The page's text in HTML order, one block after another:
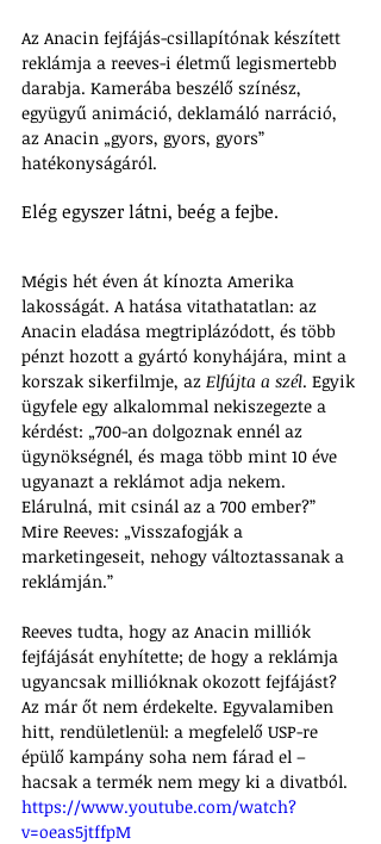
Az Anacin fejfájás-csillapítónak készített
reklámja a reeves-i életmű legismertebb
darabja. Kamerába beszélő színész,
együgyű animáció, deklamáló narráció,
az Anacin „gyors, gyors, gyors”
hatékonyságáról.
Elég egyszer látni, beég a fejbe.
Mégis hét éven át kínozta Amerika
lakosságát. A hatása vitathatatlan: az
Anacin eladása megtriplázódott, és több
pénzt hozott a gyártó konyhájára, mint a
korszak sikerfilmje, az Elfújta a szél. Egyik
ügyfele egy alkalommal nekiszegezte a
kérdést: „700-an dolgoznak ennél az
ügynökségnél, és maga több mint 10 éve
ugyanazt a reklámot adja nekem.
Elárulná, mit csinál az a 700 ember?”
Mire Reeves: „Visszafogják a
marketingeseit, nehogy változtassanak a
reklámján.”
Reeves tudta, hogy az Anacin milliók
fejfájását enyhítette; de hogy a reklámja
ugyancsak millióknak okozott fejfájást?
Az már őt nem érdekelte. Egyvalamiben
hitt, rendületlenül: a megfelelő USP-re
épülő kampány soha nem fárad el –
hacsak a termék nem megy ki a divatból.
https://www.youtube.com/watch?
v=oeas5jtffpM